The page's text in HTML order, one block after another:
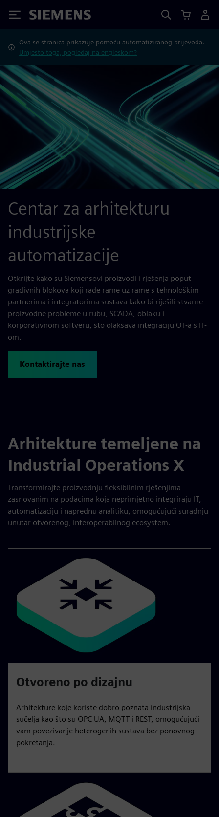
Siemens
Ova se stranica prikazuje pomoću automatiziranog prijevoda.
Umjesto toga, pogledaj na engleskom?
Centar za arhitekturu
industrijske
automatizacije
Otkrijte kako su Siemensovi proizvodi i rješenja poput
gradivnih blokova koji rade rame uz rame s tehnološkim
partnerima i integratorima sustava kako bi riješili stvarne
proizvodne probleme u rubu, SCADA, oblaku i
korporativnom softveru, što olakšava integraciju OT-a s IT-
om.
Kontaktirajte nas
Arhitekture temeljene na
Industrial Operations X
Transformirajte proizvodnju fleksibilnim rješenjima
zasnovanim na podacima koja neprimjetno integriraju IT,
automatizaciju i naprednu analitiku, omogućujući suradnju
unutar otvorenog, interoperabilnog ecosystem.
Otvoreno po dizajnu
Arhitekture koje koriste dobro poznata industrijska
sučelja kao što su OPC UA, MQTT i REST, omogućujući
vam povezivanje heterogenih sustava bez ponovnog
pokretanja.